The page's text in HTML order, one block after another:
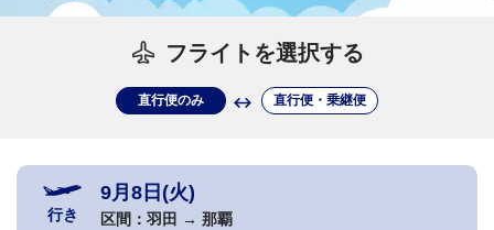
フライトを選択する
直行便のみ 直行便・乗継便
行き
9月8日(火)
区間： 羽田 → 那覇